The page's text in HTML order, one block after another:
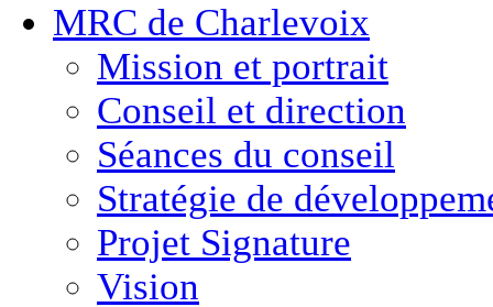
MRC de Charlevoix
Mission et portrait
Conseil et direction
Séances du conseil
Stratégie de
Projet Signature
Vision